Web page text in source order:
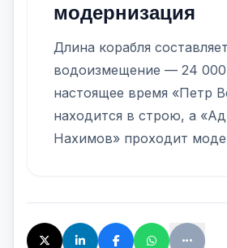
модернизация
Длина корабля
водоизмещение — 24
настоящее время «Петр
находится в строю, а
Нахимов» проходит